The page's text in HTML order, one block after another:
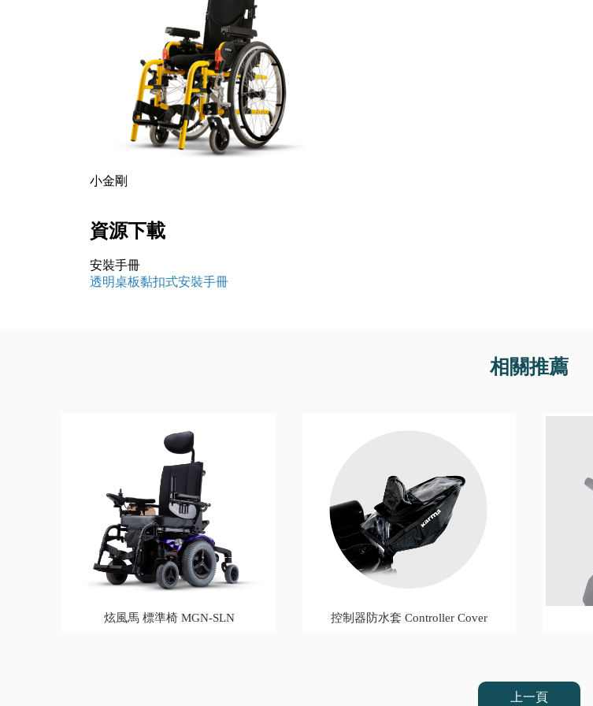
小金剛
資源下載
安裝手冊
透明桌板黏扣式安裝手冊
炫風馬 標準椅 MGN-SLN 控制器防水套 Controller Cover
上一頁